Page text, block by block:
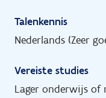
Talenkennis
Nederlands (Zeer
Vereiste studies
Lager onderwijs of